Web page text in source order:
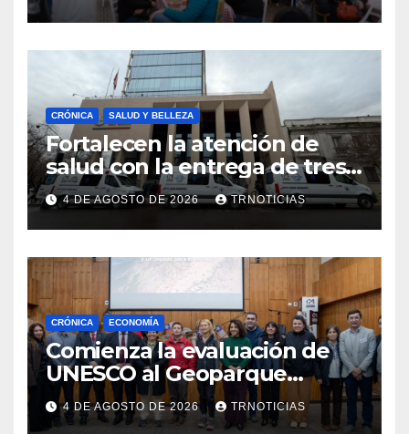
emprendimiento
CRÓNICA SALUD Y BELLEZA
Fortalecen la atención de
salud con la entrega de tres
nuevas ambulancias para
Cauquenes y Sagrada Familia
4 DE AGOSTO DE 2026 TRNOTICIAS
CRÓNICA ECONOMÍA
Comienza la evaluación de
UNESCO al Geoparque
Aspirante Pillanmapu en el
Maule
4 DE AGOSTO DE 2026 TRNOTICIAS